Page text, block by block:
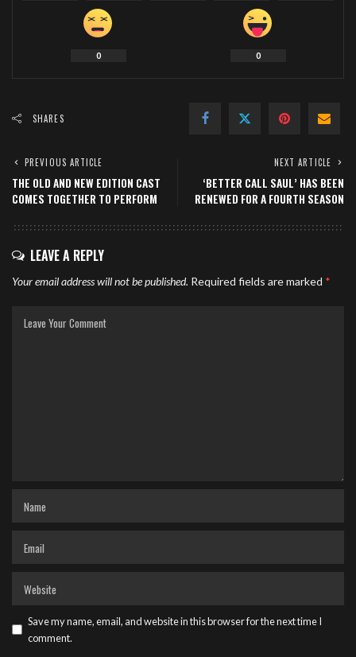
0 0
SHARES
PREVIOUS ARTICLE
THE OLD AND NEW EDITION CAST
COMES TOGETHER TO PERFORM
NEXT ARTICLE
‘BETTER CALL SAUL’ HAS BEEN
RENEWED FOR A FOURTH SEASON
LEAVE A REPLY
Your email address will not be published. Required fields are marked *
Save my name, email, and website in this browser for the next time I
comment.